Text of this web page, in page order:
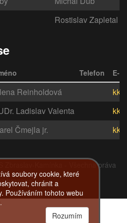
Rostislav Zapletal
Telefon E-
Reinholdová
Ladislav Valenta
Čmejla jr.
Zbraslav-Kamínka - Všechna práva
vyhrazena
soubory cookie, které
chránit a
Používáním tohoto webu